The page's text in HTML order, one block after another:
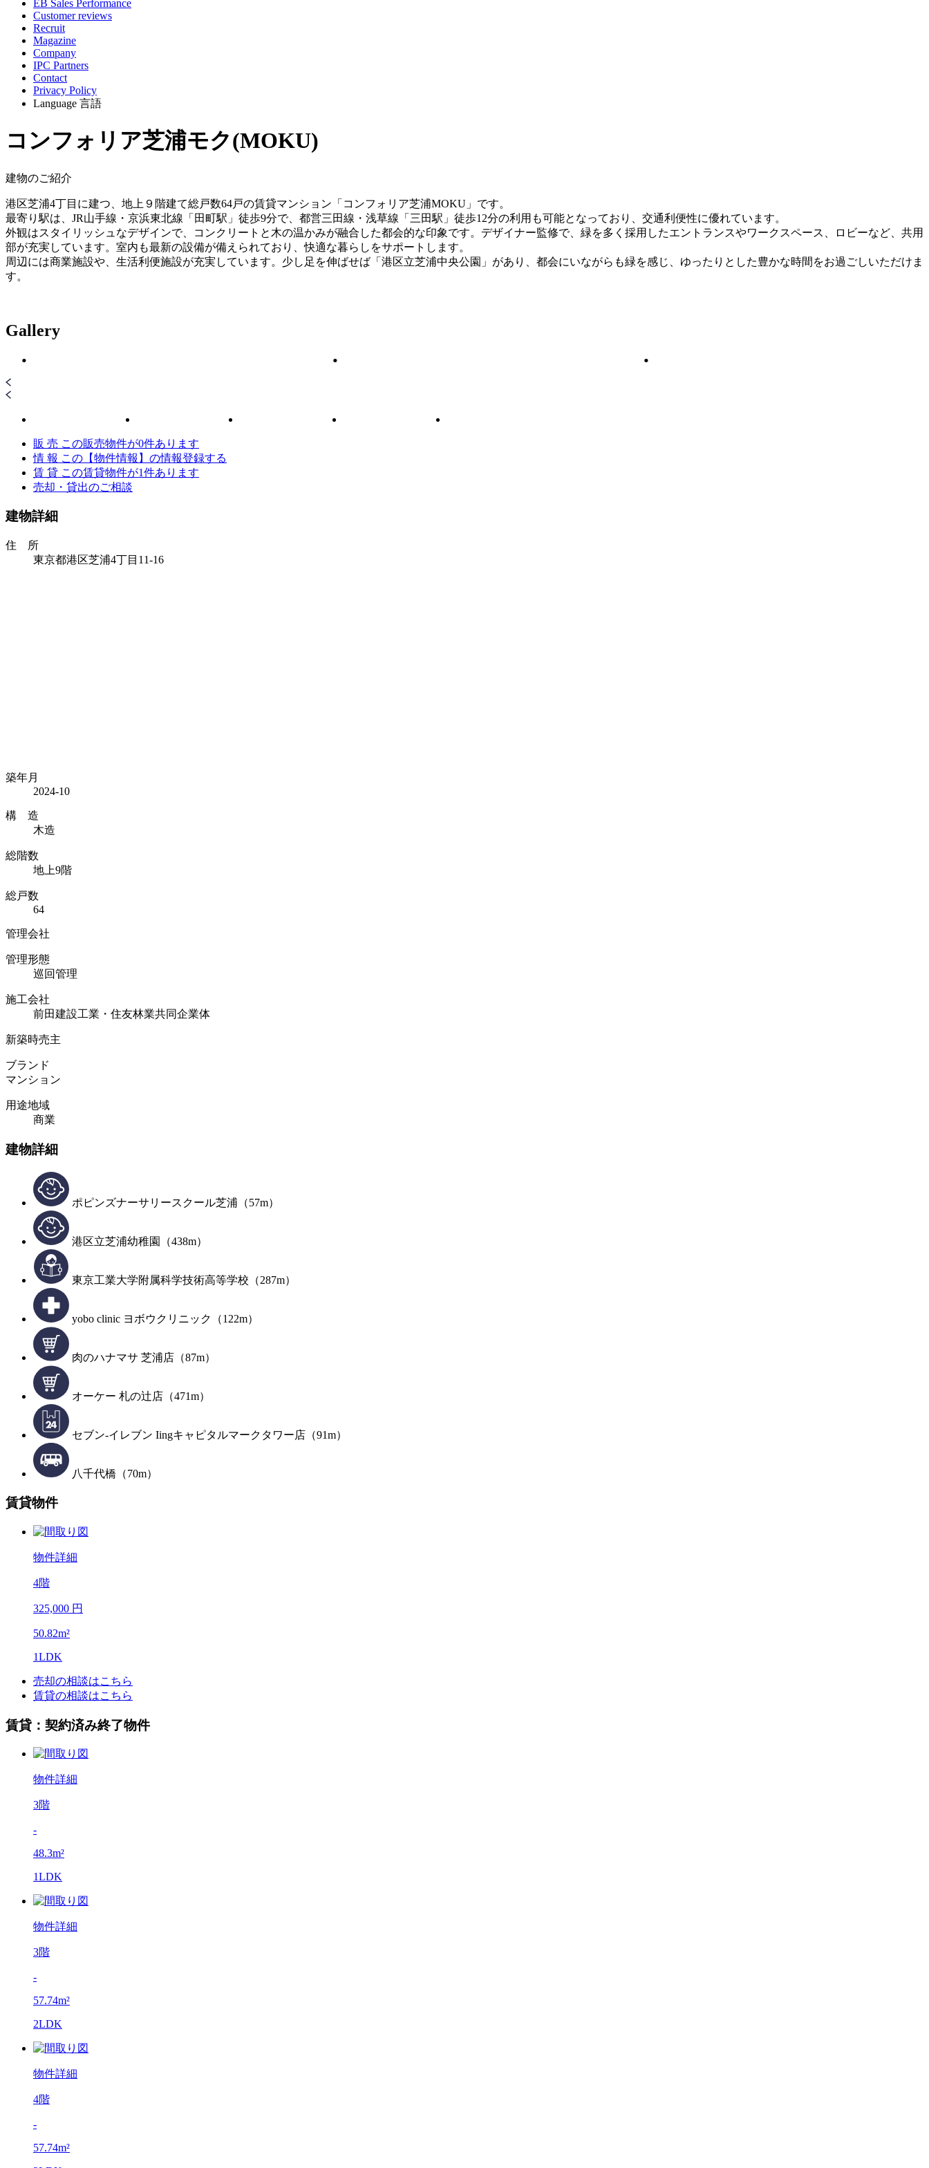
EB Sales Performance
Customer reviews
Recruit
Magazine
Company
IPC Partners
Contact
Privacy Policy
Language 言語
コンフォリア芝浦モク(MOKU)
建物のご紹介
港区芝浦4丁目に建つ、地上９階建て総戸数64戸の賃貸マンション「コンフォリア芝浦MOKU」です。
最寄り駅は、JR山手線・京浜東北線「田町駅」徒歩9分で、都営三田線・浅草線「三田駅」徒歩12分の利用も可能となっており、交通利便性に優れています。
外観はスタイリッシュなデザインで、コンクリートと木の温かみが融合した都会的な印象です。デザイナー監修で、緑を多く採用したエントランスやワークスペース、ロビーなど、共用
部が充実しています。室内も最新の設備が備えられており、快適な暮らしをサポートします。
周辺には商業施設や、生活利便施設が充実しています。少し足を伸ばせば「港区立芝浦中央公園」があり、都会にいながらも緑を感じ、ゆったりとした豊かな時間をお過ごしいただけま
す。
Gallery
販 売 この販売物件が0件あります
情 報 この【物件情報】の情報登録する
賃 貸 この賃貸物件が1件あります
売却・貸出のご相談
建物詳細
住 所
東京都港区芝浦4丁目11-16
築年月
2024-10
構 造
木造
総階数
地上9階
総戸数
64
管理会社
管理形態
巡回管理
施工会社
前田建設工業・住友林業共同企業体
新築時売主
ブランド
マンション
用途地域
商業
建物詳細
ポピンズナーサリースクール芝浦（57m）
港区立芝浦幼稚園（438m）
東京工業大学附属科学技術高等学校（287m）
yobo clinic ヨボウクリニック（122m）
肉のハナマサ 芝浦店（87m）
オーケー 札の辻店（471m）
セブン-イレブン Iingキャピタルマークタワー店（91m）
八千代橋（70m）
賃貸物件
物件詳細
4階
325,000 円
50.82m²
1LDK
売却の相談はこちら
賃貸の相談はこちら
賃貸：契約済み終了物件
物件詳細
3階
-
48.3m²
1LDK
物件詳細
3階
-
57.74m²
2LDK
物件詳細
4階
-
57.74m²